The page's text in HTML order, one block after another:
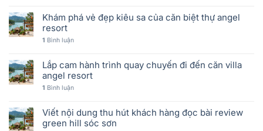
Khám phá vẻ đẹp kiêu sa của căn biệt thự angel
resort
1 Bình luận
Lắp cam hành trình quay chuyến đi đến căn villa
angel resort
1 Bình luận
Viết nội dung thu hút khách hàng đọc bài review
green hill sóc sơn